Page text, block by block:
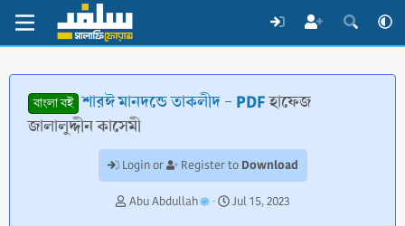
বাংলা বই শারঈ মানদন্ডে তাকলীদ - PDFহাফেজ
জালালুদ্দীন কাসেমী
Login or Register to Download
T
Abu Abdullah
SJul 15, 2023